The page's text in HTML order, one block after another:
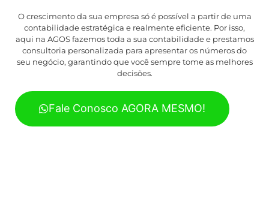
O crescimento da sua empresa só é possível a partir de uma
contabilidade estratégica e realmente eficiente. Por isso,
aqui na AGOS fazemos toda a sua contabilidade e prestamos
consultoria personalizada para apresentar os números do
seu negócio, garantindo que você sempre tome as melhores
decisões.
Fale Conosco AGORA MESMO!